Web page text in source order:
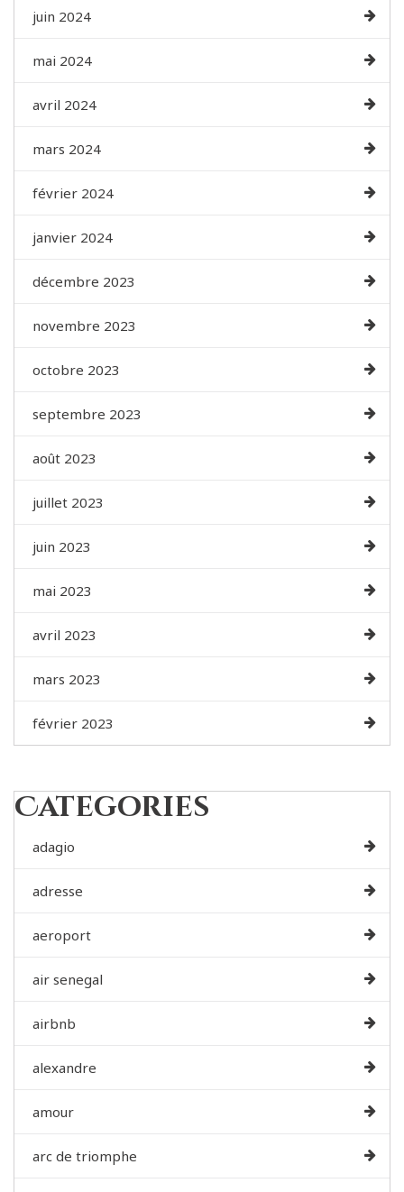
juin 2024
mai 2024
avril 2024
mars 2024
février 2024
janvier 2024
décembre 2023
novembre 2023
octobre 2023
septembre 2023
août 2023
juillet 2023
juin 2023
mai 2023
avril 2023
mars 2023
février 2023
Categories
adagio
adresse
aeroport
air senegal
airbnb
alexandre
amour
arc de triomphe